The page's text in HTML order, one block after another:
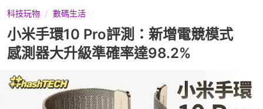
科技玩物 數碼生活
小米手環10 Pro評測：新增電競模式
感測器大升級準確率達98.2%